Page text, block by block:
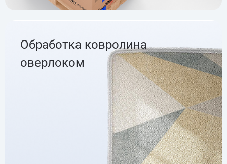
Обработка ковролина
оверлоком